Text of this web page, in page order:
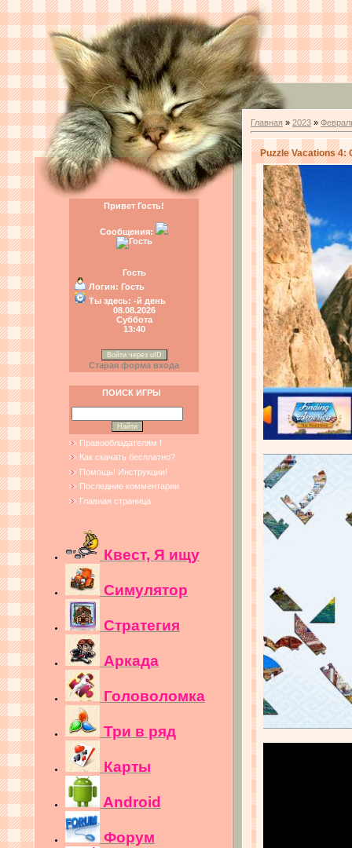
Привет Гость!
Сообщения:
Гость
Логин: Гость
Ты здесь: -й день
08.08.2026
Суббота
13:40
Войти через uID
Старая форма входа
ПОИСК ИГРЫ
Правообладателям !
Как скачать бесплатно?
Помощь! Инструкции!
Последние комментарии
Главная страница
Квест, Я ищу
Симулятор
Стратегия
Аркада
Головоломка
Три в ряд
Карты
Android
Форум
Главная » 2023 »
Puzzle Vacations 4: